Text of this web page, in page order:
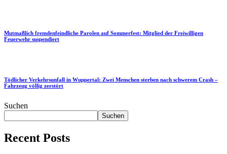
Mutmaßlich fremdenfeindliche Parolen auf Sommerfest: Mitglied der Freiwilligen
Feuerwehr suspendiert
Tödlicher Verkehrsunfall in Wuppertal: Zwei Menschen sterben nach schwerem Crash –
Fahrzeug völlig zerstört
Suchen
Suchen
Recent Posts